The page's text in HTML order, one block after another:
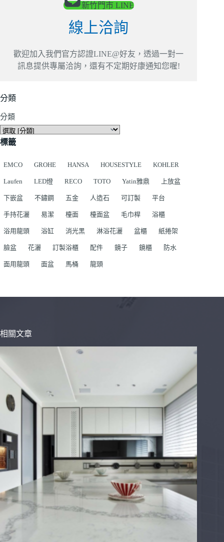
新竹門市 LINE
線上洽詢
歡迎加入我們官方認證LINE@好友，透過一對一
訊息提供專屬洽詢，還有不定期好康通知您喔!
分類
分類
標籤
EMCO GROHE HANSA HOUSESTYLE KOHLER
Laufen LED燈 RECO TOTO Yatin雅鼎 上放盆
下嵌盆 不鏽鋼 五金 人造石 可訂製 平台
手持花灑 易潔 檯面 檯面盆 毛巾桿 浴櫃
浴用龍頭 浴缸 消光黑 淋浴花灑 盆櫃 紙捲架
臉盆 花灑 訂製浴櫃 配件 鏡子 鏡櫃 防水
面用龍頭 面盆 馬桶 龍頭
相關文章